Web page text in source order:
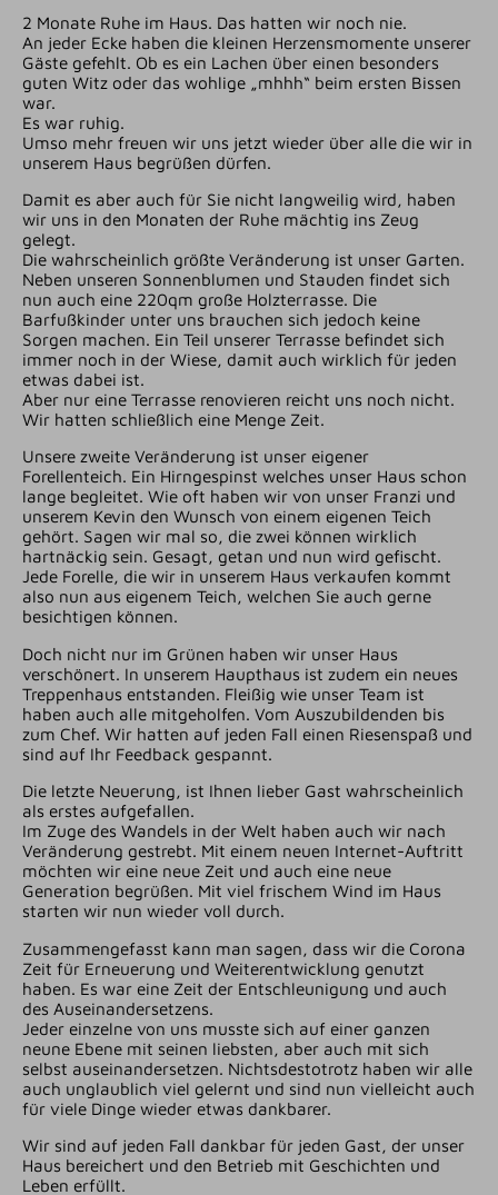
2 Monate Ruhe im Haus. Das hatten wir noch nie.
An jeder Ecke haben die kleinen Herzensmomente unserer
Gäste gefehlt. Ob es ein Lachen über einen besonders
guten Witz oder das wohlige „mhhh“ beim ersten Bissen
war.
Es war ruhig.
Umso mehr freuen wir uns jetzt wieder über alle die wir in
unserem Haus begrüßen dürfen.
Damit es aber auch für Sie nicht langweilig wird, haben
wir uns in den Monaten der Ruhe mächtig ins Zeug
gelegt.
Die wahrscheinlich größte Veränderung ist unser Garten.
Neben unseren Sonnenblumen und Stauden findet sich
nun auch eine 220qm große Holzterrasse. Die
Barfußkinder unter uns brauchen sich jedoch keine
Sorgen machen. Ein Teil unserer Terrasse befindet sich
immer noch in der Wiese, damit auch wirklich für jeden
etwas dabei ist.
Aber nur eine Terrasse renovieren reicht uns noch nicht.
Wir hatten schließlich eine Menge Zeit.
Unsere zweite Veränderung ist unser eigener
Forellenteich. Ein Hirngespinst welches unser Haus schon
lange begleitet. Wie oft haben wir von unser Franzi und
unserem Kevin den Wunsch von einem eigenen Teich
gehört. Sagen wir mal so, die zwei können wirklich
hartnäckig sein. Gesagt, getan und nun wird gefischt.
Jede Forelle, die wir in unserem Haus verkaufen kommt
also nun aus eigenem Teich, welchen Sie auch gerne
besichtigen können.
Doch nicht nur im Grünen haben wir unser Haus
verschönert. In unserem Haupthaus ist zudem ein neues
Treppenhaus entstanden. Fleißig wie unser Team ist
haben auch alle mitgeholfen. Vom Auszubildenden bis
zum Chef. Wir hatten auf jeden Fall einen Riesenspaß und
sind auf Ihr Feedback gespannt.
Die letzte Neuerung, ist Ihnen lieber Gast wahrscheinlich
als erstes aufgefallen.
Im Zuge des Wandels in der Welt haben auch wir nach
Veränderung gestrebt. Mit einem neuen Internet-Auftritt
möchten wir eine neue Zeit und auch eine neue
Generation begrüßen. Mit viel frischem Wind im Haus
starten wir nun wieder voll durch.
Zusammengefasst kann man sagen, dass wir die Corona
Zeit für Erneuerung und Weiterentwicklung genutzt
haben. Es war eine Zeit der Entschleunigung und auch
des Auseinandersetzens.
Jeder einzelne von uns musste sich auf einer ganzen
neune Ebene mit seinen liebsten, aber auch mit sich
selbst auseinandersetzen. Nichtsdestotrotz haben wir alle
auch unglaublich viel gelernt und sind nun vielleicht auch
für viele Dinge wieder etwas dankbarer.
Wir sind auf jeden Fall dankbar für jeden Gast, der unser
Haus bereichert und den Betrieb mit Geschichten und
Leben erfüllt.